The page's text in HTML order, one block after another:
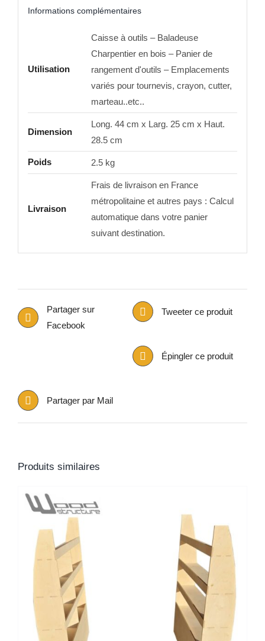
Informations complémentaires
Utilisation
Caisse à outils – Baladeuse
Charpentier en bois – Panier de
rangement d'outils – Emplacements
variés pour tournevis, crayon, cutter,
marteau..etc..
Dimension
Long. 44 cm x Larg. 25 cm x Haut.
28.5 cm
Poids 2.5 kg
Livraison
Frais de livraison en France
métropolitaine et autres pays : Calcul
automatique dans votre panier
suivant destination.
Partager sur
Facebook
Tweeter ce produit
Épingler ce produit
Partager par Mail
Produits similaires